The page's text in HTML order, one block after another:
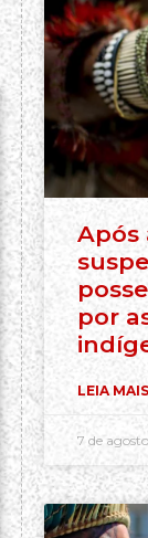
Após
por
LEIA
7 de